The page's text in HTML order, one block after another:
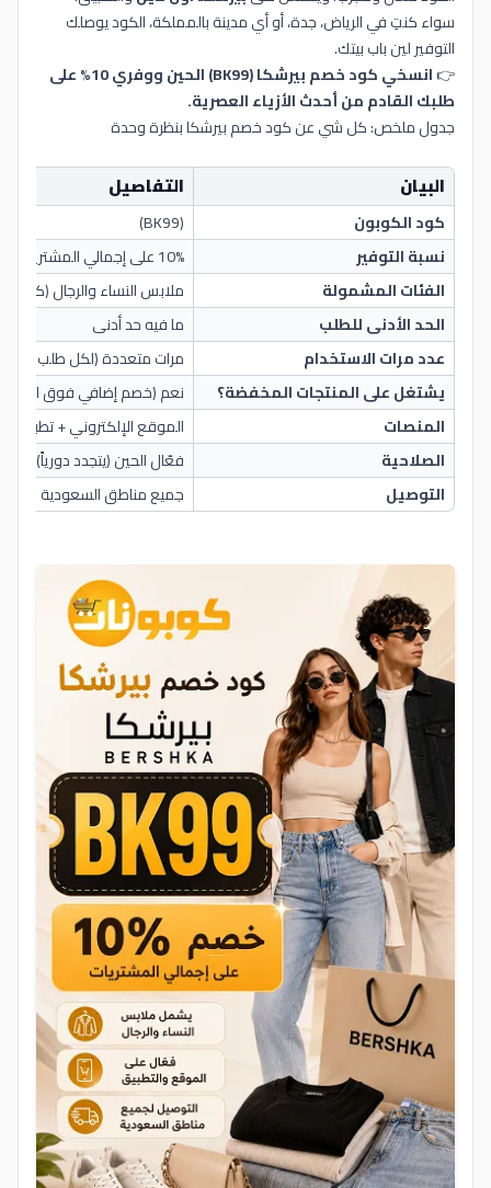
سواء كنتِ في الرياض، جدة، أو أي مدينة بالمملكة، الكود يوصلك
التوفير لين باب بيتك.
👉
انسخي كود خصم بيرشكا (BK99) الحين ووفري 10% على
طلبك القادم من أحدث الأزياء العصرية.
جدول ملخص: كل شي عن كود خصم بيرشكا بنظرة وحدة
البيان التفاصيل
كود الكوبون
(BK99)
نسبة التوفير
10% على إجمالي المشتريات
الفئات المشمولة
ملابس النساء والرجال (كل
الحد الأدنى للطلب
ما فيه حد أدنى
عدد مرات الاستخدام
مرات متعددة (لكل طلب جديد)
يشتغل على المنتجات المخفضة؟
نعم (خصم إضافي فوق
المنصات
الموقع الإلكتروني + تطبيق iOS/Android
الصلاحية
فعّال الحين (يتجدد دورياً)
التوصيل
جميع مناطق السعودية